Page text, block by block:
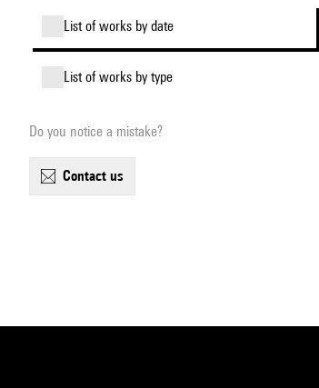
list of works by date
list of works by type
Do you notice a mistake?
contact us